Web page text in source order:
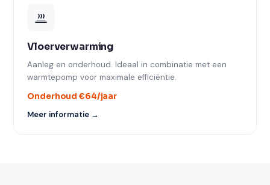
Vloerverwarming
Aanleg en onderhoud. Ideaal in combinatie met een
warmtepomp voor maximale efficiëntie.
Onderhoud €64/jaar
Meer informatie →